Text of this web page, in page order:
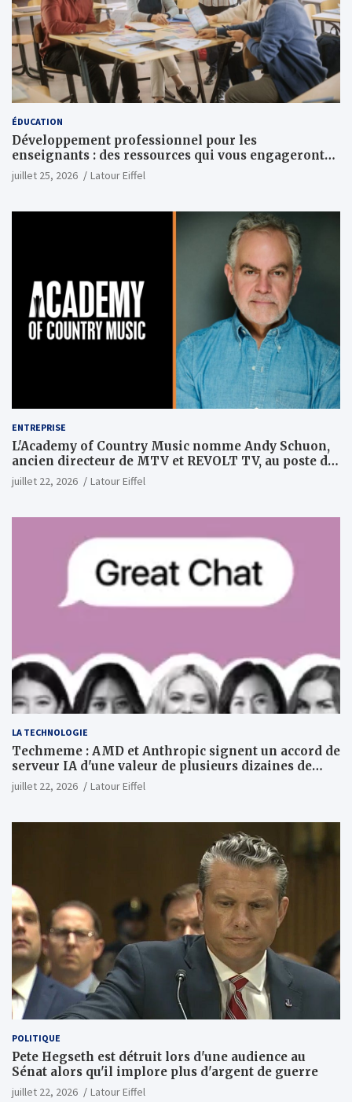
ÉDUCATION
Développement professionnel pour les
enseignants : des ressources qui vous engageront
vraiment
juillet 25, 2026 Latour Eiffel
ENTREPRISE
L'Academy of Country Music nomme Andy Schuon,
ancien directeur de MTV et REVOLT TV, au poste de
PDG
juillet 22, 2026 Latour Eiffel
LA TECHNOLOGIE
Techmeme : AMD et Anthropic signent un accord de
serveur IA d'une valeur de plusieurs dizaines de
milliards ; Anthropic achètera jusqu'à 2 GW de puces
MI450 à partir du premier semestre 2027 et AMD
(Wall Street Journal)
juillet 22, 2026 Latour Eiffel
POLITIQUE
Pete Hegseth est détruit lors d'une audience au
Sénat alors qu'il implore plus d'argent de guerre
juillet 22, 2026 Latour Eiffel